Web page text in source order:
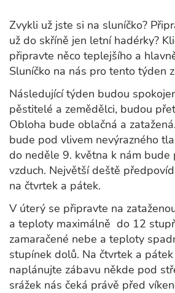
Zvykli už jste si na sluníčko?
už do skříně jen letní hadérky?
připravte něco teplejšího a
Sluníčko na nás pro tento týden
Následující týden budou
pěstitelé a zemědělci, budou
Obloha bude oblačná a
bude pod vlivem nevýrazného
do neděle 9. května k nám
vzduch. Největší deště
na čtvrtek a pátek.
V úterý se připravte na
a teploty maximálně do 12
zamaračené nebe a teploty
stupínek dolů. Na čtvrtek a
naplánujte zábavu někde pod
srážek nás čeká právě před